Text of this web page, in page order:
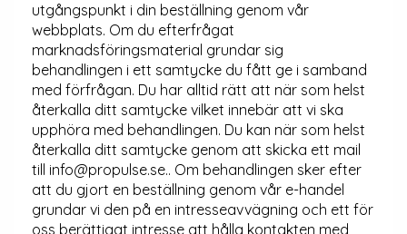
utgångspunkt i din beställning genom vår
webbplats. Om du efterfrågat
marknadsföringsmaterial grundar sig
behandlingen i ett samtycke du fått ge i samband
med förfrågan. Du har alltid rätt att när som helst
återkalla ditt samtycke vilket innebär att vi ska
upphöra med behandlingen. Du kan när som helst
återkalla ditt samtycke genom att skicka ett mail
till info@propulse.se.. Om behandlingen sker efter
att du gjort en beställning genom vår e-handel
grundar vi den på en intresseavvägning och ett för
oss berättigat intresse att hålla kontakten med